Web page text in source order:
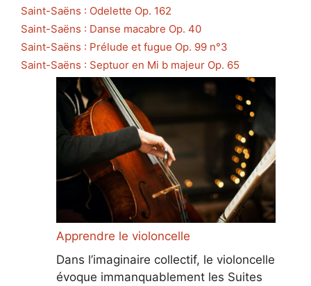
Saint-Saëns : Odelette Op. 162
Saint-Saëns : Danse macabre Op. 40
Saint-Saëns : Prélude et fugue Op. 99 n°3
Saint-Saëns : Septuor en Mi b majeur Op. 65
Apprendre le violoncelle
Dans l’imaginaire collectif, le violoncelle
évoque immanquablement les Suites